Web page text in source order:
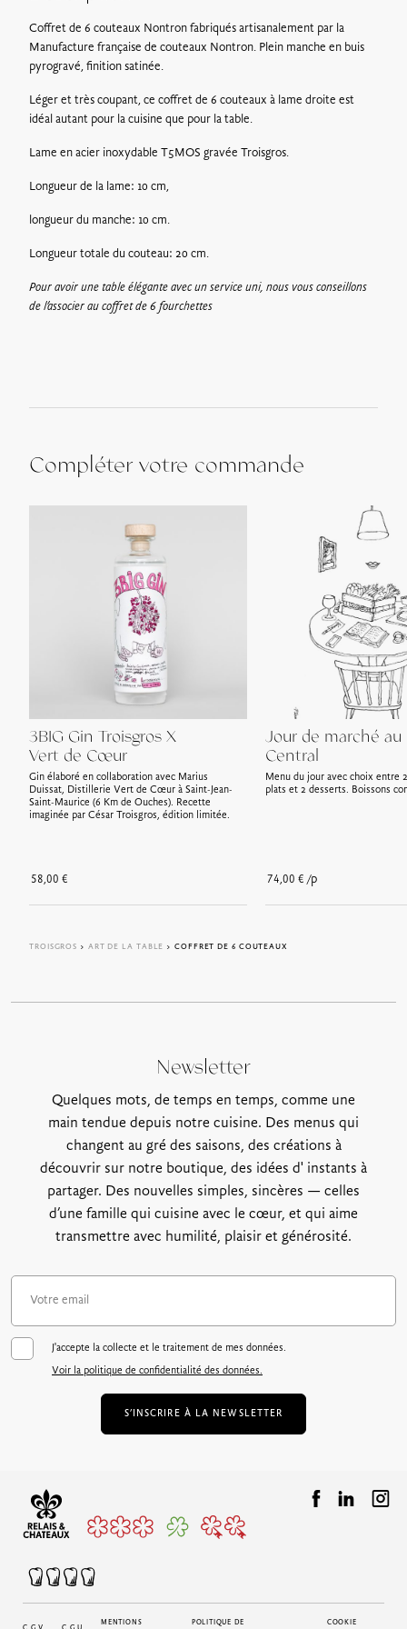
Les bons cadeaux peuvent être récupérés dès le lendemain à
l’adresse suivante : 728 route de Villerest, 42155 Ouches.
Décembre 2024 au 15 Janvier 2025
Coffret de 6 couteaux Nontron fabriqués artisanalement par la
Manufacture française de couteaux Nontron. Plein manche en buis
pyrogravé, finition satinée.
Léger et très coupant, ce coffret de 6 couteaux à lame droite est
idéal autant pour la cuisine que pour la table.
Lame en acier inoxydable T5MOS gravée Troisgros.
Longueur de la lame: 10 cm,
longueur du manche: 10 cm.
Longueur totale du couteau: 20 cm.
Pour avoir une table élégante avec un service uni, nous vous conseillons
de l’associer au coffret de 6 fourchettes
Compléter votre commande
3BIG Gin Troisgros X
Vert de Cœur
Gin élaboré en collaboration avec Marius
Duissat, Distillerie Vert de Cœur à Saint-Jean-
Saint-Maurice (6 Km de Ouches). Recette
imaginée par César Troisgros, édition limitée.
58,00 €
Jour de marché au
Central
Menu du jour avec choix entre
plats et 2 desserts. Boissons
74,00 € /p
TROISGROS > ART DE LA TABLE > COFFRET DE 6 COUTEAUX
Newsletter
Quelques mots, de temps en temps, comme une
main tendue depuis notre cuisine. Des menus qui
changent au gré des saisons, des créations à
découvrir sur notre boutique, des idées d' instants à
partager. Des nouvelles simples, sincères — celles
d’une famille qui cuisine avec le cœur, et qui aime
transmettre avec humilité, plaisir et générosité.
J'accepte la collecte et le traitement de mes données.
Voir la politique de confidentialité des données.
S’INSCRIRE À LA NEWSLETTER
MENTIONS POLITIQUE DE COOKIE